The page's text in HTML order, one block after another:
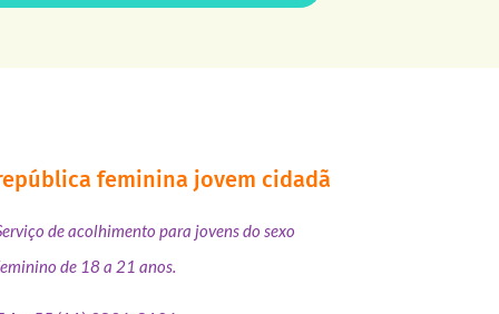
feminina jovem cidadã
de acolhimento para jovens do sexo
de 18 a 21 anos.